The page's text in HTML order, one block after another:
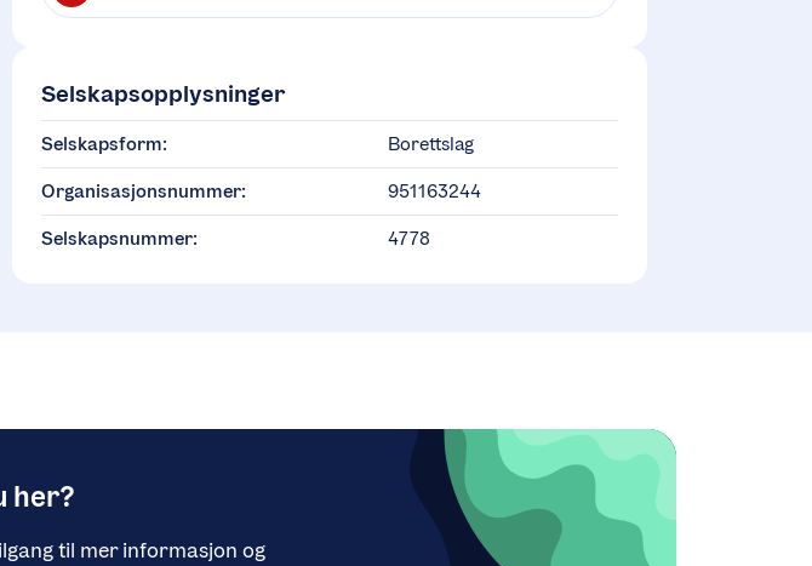
Selskapsopplysninger
Selskapsform: Borettslag
Organisasjonsnummer: 951163244
Selskapsnummer: 4778
her?
til mer informasjon og